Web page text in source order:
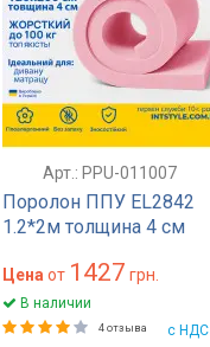
Арт.: PPU-011007
Поролон ППУ EL2842
1.2*2м толщина 4 см
(1200х2000) жесткий
для матраса, топпера,
дивана, стульев
Цена от 1427 грн.
В наличии
4 отзыва с НДС